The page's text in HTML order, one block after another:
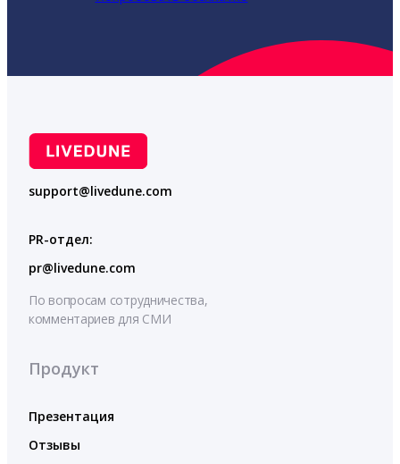
support@livedune.com
PR-отдел:
pr@livedune.com
По вопросам сотрудничества,
комментариев для СМИ
Продукт
Презентация
Отзывы